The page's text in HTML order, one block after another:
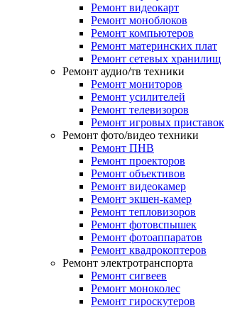
Ремонт видеокарт
Ремонт моноблоков
Ремонт компьютеров
Ремонт материнских плат
Ремонт сетевых хранилищ
Ремонт аудио/тв техники
Ремонт мониторов
Ремонт усилителей
Ремонт телевизоров
Ремонт игровых приставок
Ремонт фото/видео техники
Ремонт ПНВ
Ремонт проекторов
Ремонт объективов
Ремонт видеокамер
Ремонт экшен-камер
Ремонт тепловизоров
Ремонт фотовспышек
Ремонт фотоаппаратов
Ремонт квадрокоптеров
Ремонт электротранспорта
Ремонт сигвеев
Ремонт моноколес
Ремонт гироскутеров